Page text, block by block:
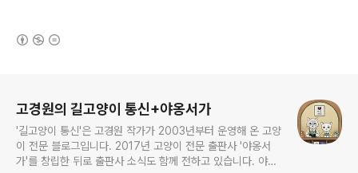
고경원의 길고양이 통신+야옹서가
'길고양이 통신'은 고경원 작가가 2003년부터 운영해 온 고양
이 전문 블로그입니다. 2017년 고양이 전문 출판사 '야옹서
가'를 창립한 뒤로 출판사 소식도 함께 전하고 있습니다. 야옹